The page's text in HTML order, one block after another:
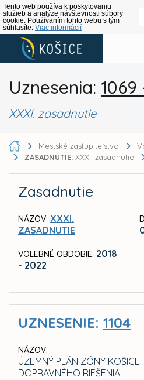
Tento web používa k poskytovaniu
služieb a analýze návštevnosti súbory
cookie. Používaním tohto webu s tým
súhlasíte. Viac informácií
Uznesenia: 1069
XXXI. zasadnutie
Mestské zastupiteľstvo
ZASADNUTIE: XXXI. zasadnutie
Zasadnutie
NÁZOV: XXXI.
ZASADNUTIE
VOLEBNÉ OBDOBIE: 2018
- 2022
UZNESENIE: 1104
NÁZOV:
ÚZEMNÝ PLÁN ZÓNY KOŠICE
DOPRAVNÉHO RIEŠENIA